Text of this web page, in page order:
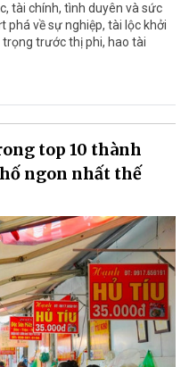
tài chính, tình duyên và sức
phá về sự nghiệp, tài lộc khởi
trước thị phi, hao tài
top 10 thành
ngon nhất thế